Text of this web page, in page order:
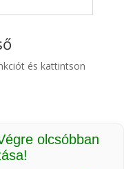
és kattintson
olcsóbban